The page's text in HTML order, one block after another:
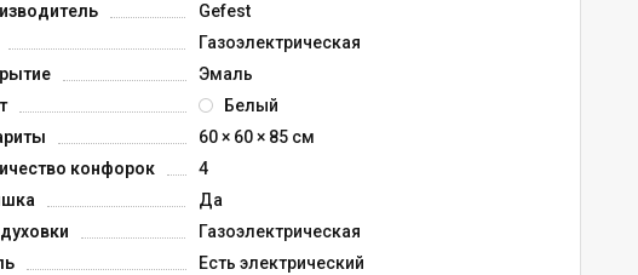
Gefest
Газоэлектрическая
Эмаль
Белый
60 × 60 × 85 см
конфорок
4
Да
Газоэлектрическая
Есть электрический